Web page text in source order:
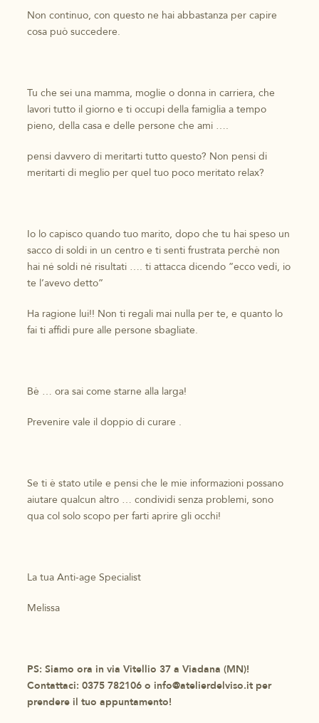
Non continuo, con questo ne hai abbastanza per capire
cosa può succedere.
Tu che sei una mamma, moglie o donna in carriera, che
lavori tutto il giorno e ti occupi della famiglia a tempo
pieno, della casa e delle persone che ami ….
pensi davvero di meritarti tutto questo? Non pensi di
meritarti di meglio per quel tuo poco meritato relax?
Io lo capisco quando tuo marito, dopo che tu hai speso un
sacco di soldi in un centro e ti senti frustrata perchè non
hai né soldi né risultati …. ti attacca dicendo ”ecco vedi, io
te l’avevo detto”
Ha ragione lui!! Non ti regali mai nulla per te, e quanto lo
fai ti affidi pure alle persone sbagliate.
Bè … ora sai come starne alla larga!
Prevenire vale il doppio di curare .
Se ti è stato utile e pensi che le mie informazioni possano
aiutare qualcun altro … condividi senza problemi, sono
qua col solo scopo per farti aprire gli occhi!
La tua Anti-age Specialist
Melissa
PS: Siamo ora in via Vitellio 37 a Viadana (MN)!
Contattaci: 0375 782106 o info@atelierdelviso.it per
prendere il tuo appuntamento!